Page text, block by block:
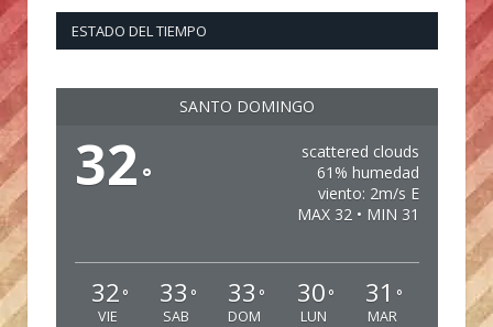
ESTADO DEL TIEMPO
SANTO DOMINGO
32 °
scattered clouds
61% humedad
viento: 2m/s E
MAX 32 • MIN 31
32 °
VIE
33 °
SAB
33 °
DOM
30 °
LUN
31 °
MAR